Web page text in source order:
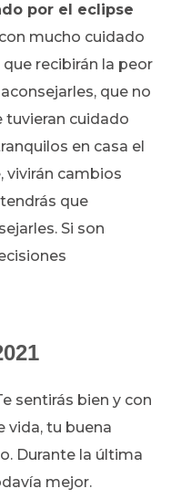
por el eclipse
mucho cuidado
recibirán la peor
que no
tuvieran cuidado
en casa el
vivirán cambios
que
Si son
sentirás bien y con
vida, tu buena
Durante la última
mejor.